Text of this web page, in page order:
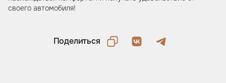
своего автомобиля!
Поделиться